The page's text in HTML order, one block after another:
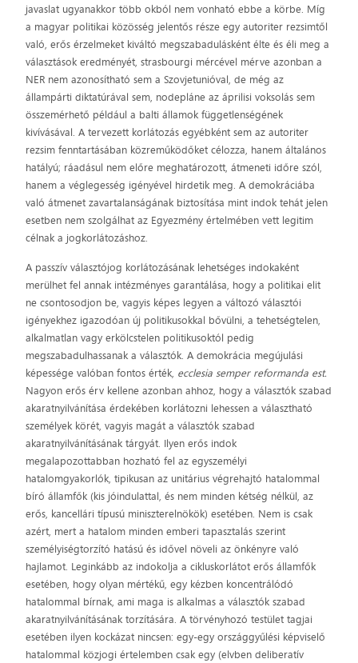
javaslat ugyanakkor több okból nem vonható ebbe a körbe. Míg
a magyar politikai közösség jelentős része egy autoriter rezsimtől
való, erős érzelmeket kiváltó megszabadulásként élte és éli meg a
választások eredményét, strasbourgi mércével mérve azonban a
NER nem azonosítható sem a Szovjetunióval, de még az
állampárti diktatúrával sem, nodepláne az áprilisi voksolás sem
összemérhető például a balti államok függetlenségének
kivívásával. A tervezett korlátozás egyébként sem az autoriter
rezsim fenntartásában közreműködőket célozza, hanem általános
hatályú; ráadásul nem előre meghatározott, átmeneti időre szól,
hanem a véglegesség igényével hirdetik meg. A demokráciába
való átmenet zavartalanságának biztosítása mint indok tehát jelen
esetben nem szolgálhat az Egyezmény értelmében vett legitim
célnak a jogkorlátozáshoz.
A passzív választójog korlátozásának lehetséges indokaként
merülhet fel annak intézményes garantálása, hogy a politikai elit
ne csontosodjon be, vagyis képes legyen a változó választói
igényekhez igazodóan új politikusokkal bővülni, a tehetségtelen,
alkalmatlan vagy erkölcstelen politikusoktól pedig
megszabadulhassanak a választók. A demokrácia megújulási
képessége valóban fontos érték, ecclesia semper reformanda est.
Nagyon erős érv kellene azonban ahhoz, hogy a választók szabad
akaratnyilvánítása érdekében korlátozni lehessen a választható
személyek körét, vagyis magát a választók szabad
akaratnyilvánításának tárgyát. Ilyen erős indok
megalapozottabban hozható fel az egyszemélyi
hatalomgyakorlók, tipikusan az unitárius végrehajtó hatalommal
bíró államfők (kis jóindulattal, és nem minden kétség nélkül, az
erős, kancellári típusú miniszterelnökök) esetében. Nem is csak
azért, mert a hatalom minden emberi tapasztalás szerint
személyiségtorzító hatású és idővel növeli az önkényre való
hajlamot. Leginkább az indokolja a cikluskorlátot erős államfők
esetében, hogy olyan mértékű, egy kézben koncentrálódó
hatalommal bírnak, ami maga is alkalmas a választók szabad
akaratnyilvánításának torzítására. A törvényhozó testület tagjai
esetében ilyen kockázat nincsen: egy-egy országgyűlési képviselő
hatalommal közjogi értelemben csak egy (elvben deliberatív